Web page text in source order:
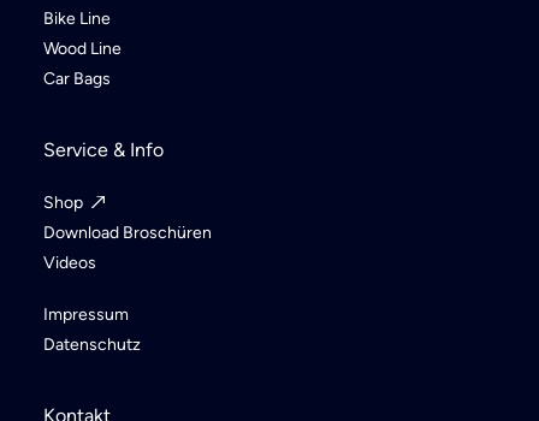
Bike Line
Wood Line
Car Bags
Service & Info
Shop
Download Broschüren
Videos
Impressum
Datenschutz
Kontakt